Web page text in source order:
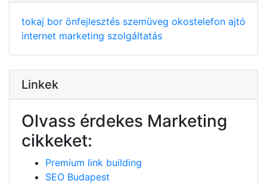
tokaj bor önfejlesztés szemüveg okostelefon ajtó
internet marketing szolgáltatás
Linkek
Olvass érdekes Marketing
cikkeket:
Premium link building
SEO Budapest